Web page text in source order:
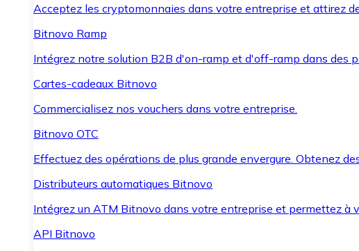
Acceptez les cryptomonnaies dans votre entreprise et attirez
Bitnovo Ramp
Intégrez notre solution B2B d'on-ramp et d'off-ramp dans des
Cartes-cadeaux Bitnovo
Commercialisez nos vouchers dans votre entreprise.
Bitnovo OTC
Effectuez des opérations de plus grande envergure. Obtenez
Distributeurs automatiques Bitnovo
Intégrez un ATM Bitnovo dans votre entreprise et permettez
API Bitnovo